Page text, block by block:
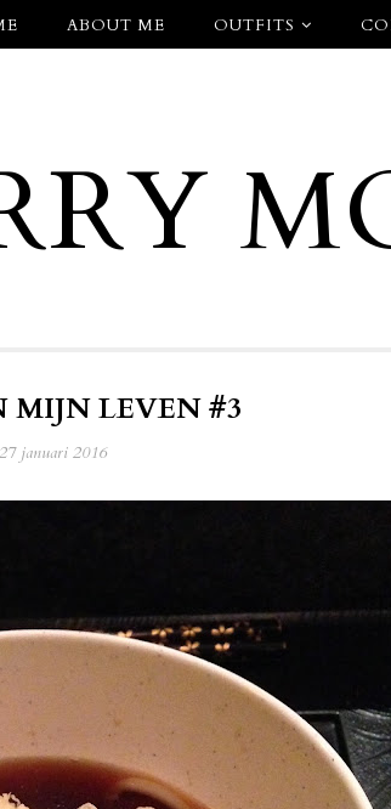
ABOUT ME OUTFITS
MIJN LEVEN #3
januari 2016